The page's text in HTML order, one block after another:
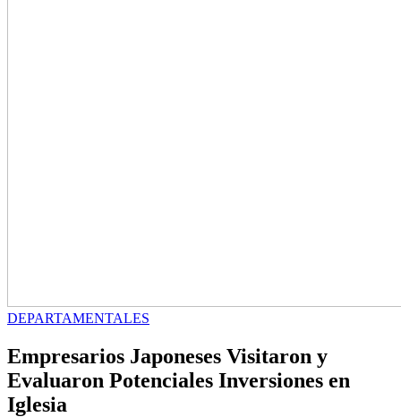
DEPARTAMENTALES
Empresarios Japoneses Visitaron y
Evaluaron Potenciales Inversiones en
Iglesia